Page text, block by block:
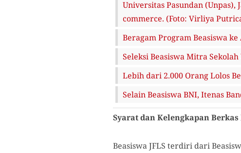
Universitas Pasundan (Unpas),
commerce. (Foto: Virliya
Beragam Program Beasiswa
Seleksi Beasiswa Mitra
Lebih dari 2.000 Orang Lolos
Selain Beasiswa BNI, Itenas
Syarat dan Kelengkapan Berkas
Beasiswa JFLS terdiri dari